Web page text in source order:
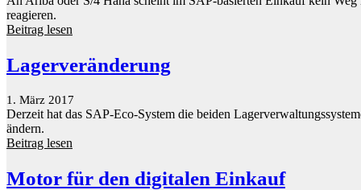
reagieren.
Beitrag lesen
Lagerveränderung
1. März 2017
Derzeit hat das SAP-Eco-System die beiden
ändern.
Beitrag lesen
Motor für den digitalen Einkauf